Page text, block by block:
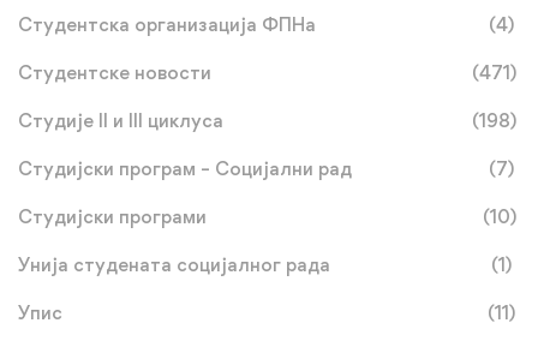
Студентска организација ФПНа (4)
Студентске новости (471)
Студије II и III циклуса (198)
Студијски програм – Социјални рад (7)
Студијски програми (10)
Унија студената социјалног рада (1)
Упис (11)